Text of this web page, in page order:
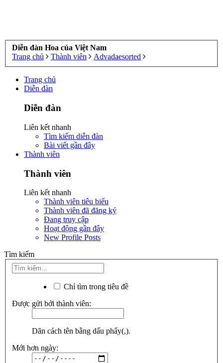
Diễn đàn Hoa của Việt Nam
Trang chủ
Thành viên Advadaesorted
Trang chủ
Diễn đàn
Diễn đàn
Liên kết nhanh
Tìm kiếm diễn đàn
Bài viết gần đây
Thành viên
Thành viên
Liên kết nhanh
Thành viên tiêu biểu
Thành viên đã đăng ký
Đang truy cập
Hoạt động gần đây
New Profile Posts
Tìm kiếm
Chỉ tìm trong tiêu đề
Được gửi bởi thành viên:
Dãn cách tên bằng dấu phẩy(,).
Mới hơn ngày: